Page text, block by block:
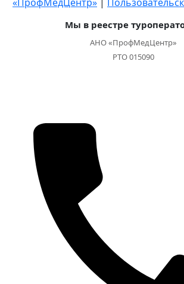
Мы в реестре
АНО «ПрофМедЦентр»
РТО 015090